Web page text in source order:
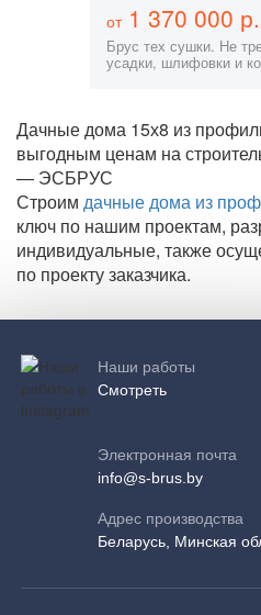
от1 370 000 р.
Брус тех сушки. Не
усадки, шлифовки и
Дачные дома 15х8 из
выгодным ценам на
— ЭСБРУС
Строим дачные дома из
ключ по нашим проектам,
индивидуальные, также
по проекту заказчика.
Наши работы
Смотреть
Электронная почта
info@s-brus.by
Адрес производства
Беларусь, Минская